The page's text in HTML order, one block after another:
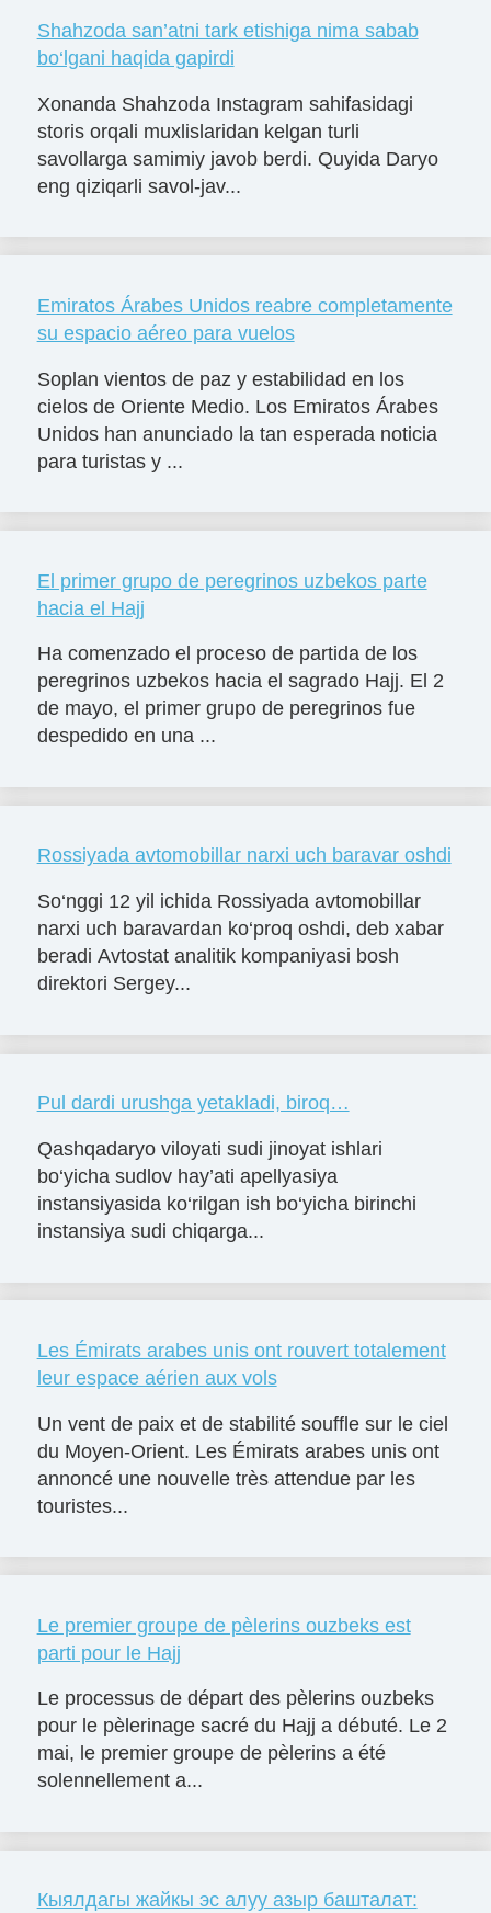
Shahzoda san’atni tark etishiga nima sabab
bo‘lgani haqida gapirdi
Xonanda Shahzoda Instagram sahifasidagi
storis orqali muxlislaridan kelgan turli
savollarga samimiy javob berdi. Quyida Daryo
eng qiziqarli savol-jav...
Emiratos Árabes Unidos reabre completamente
su espacio aéreo para vuelos
Soplan vientos de paz y estabilidad en los
cielos de Oriente Medio. Los Emiratos Árabes
Unidos han anunciado la tan esperada noticia
para turistas y ...
El primer grupo de peregrinos uzbekos parte
hacia el Hajj
Ha comenzado el proceso de partida de los
peregrinos uzbekos hacia el sagrado Hajj. El 2
de mayo, el primer grupo de peregrinos fue
despedido en una ...
Rossiyada avtomobillar narxi uch baravar oshdi
So‘nggi 12 yil ichida Rossiyada avtomobillar
narxi uch baravardan ko‘proq oshdi, deb xabar
beradi Avtostat analitik kompaniyasi bosh
direktori Sergey...
Pul dardi urushga yetakladi, biroq…
Qashqadaryo viloyati sudi jinoyat ishlari
bo‘yicha sudlov hay’ati apellyasiya
instansiyasida ko‘rilgan ish bo‘yicha birinchi
instansiya sudi chiqarga...
Les Émirats arabes unis ont rouvert totalement
leur espace aérien aux vols
Un vent de paix et de stabilité souffle sur le ciel
du Moyen-Orient. Les Émirats arabes unis ont
annoncé une nouvelle très attendue par les
touristes...
Le premier groupe de pèlerins ouzbeks est
parti pour le Hajj
Le processus de départ des pèlerins ouzbeks
pour le pèlerinage sacré du Hajj a débuté. Le 2
mai, le premier groupe de pèlerins a été
solennellement a...
Кыялдагы жайкы эс алуу азыр башталат: